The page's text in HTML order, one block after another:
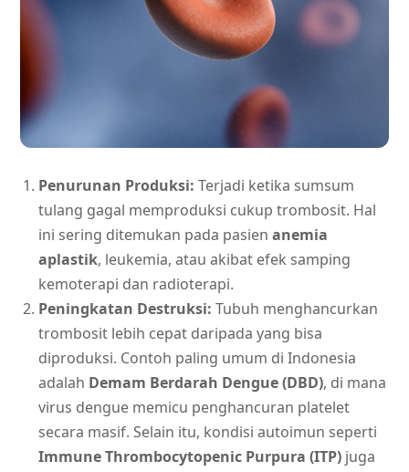
Penurunan Produksi: Terjadi ketika sumsum
tulang gagal memproduksi cukup trombosit. Hal
ini sering ditemukan pada pasien anemia
aplastik, leukemia, atau akibat efek samping
kemoterapi dan radioterapi.
Peningkatan Destruksi: Tubuh menghancurkan
trombosit lebih cepat daripada yang bisa
diproduksi. Contoh paling umum di Indonesia
adalah Demam Berdarah Dengue (DBD), di mana
virus dengue memicu penghancuran platelet
secara masif. Selain itu, kondisi autoimun seperti
Immune Thrombocytopenic Purpura (ITP) juga